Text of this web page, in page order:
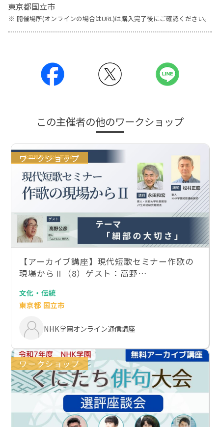
東京都国立市
開催場所(オンラインの場合はURL)は購入完了後にご確認ください。
この主催者の他のワークショップ
ワークショップ
【アーカイブ講座】現代短歌セミナー作歌の
現場からⅡ（8）ゲスト：高野…
文化・伝統
東京都 国立市
NHK学園オンライン通信講座
ワークショップ